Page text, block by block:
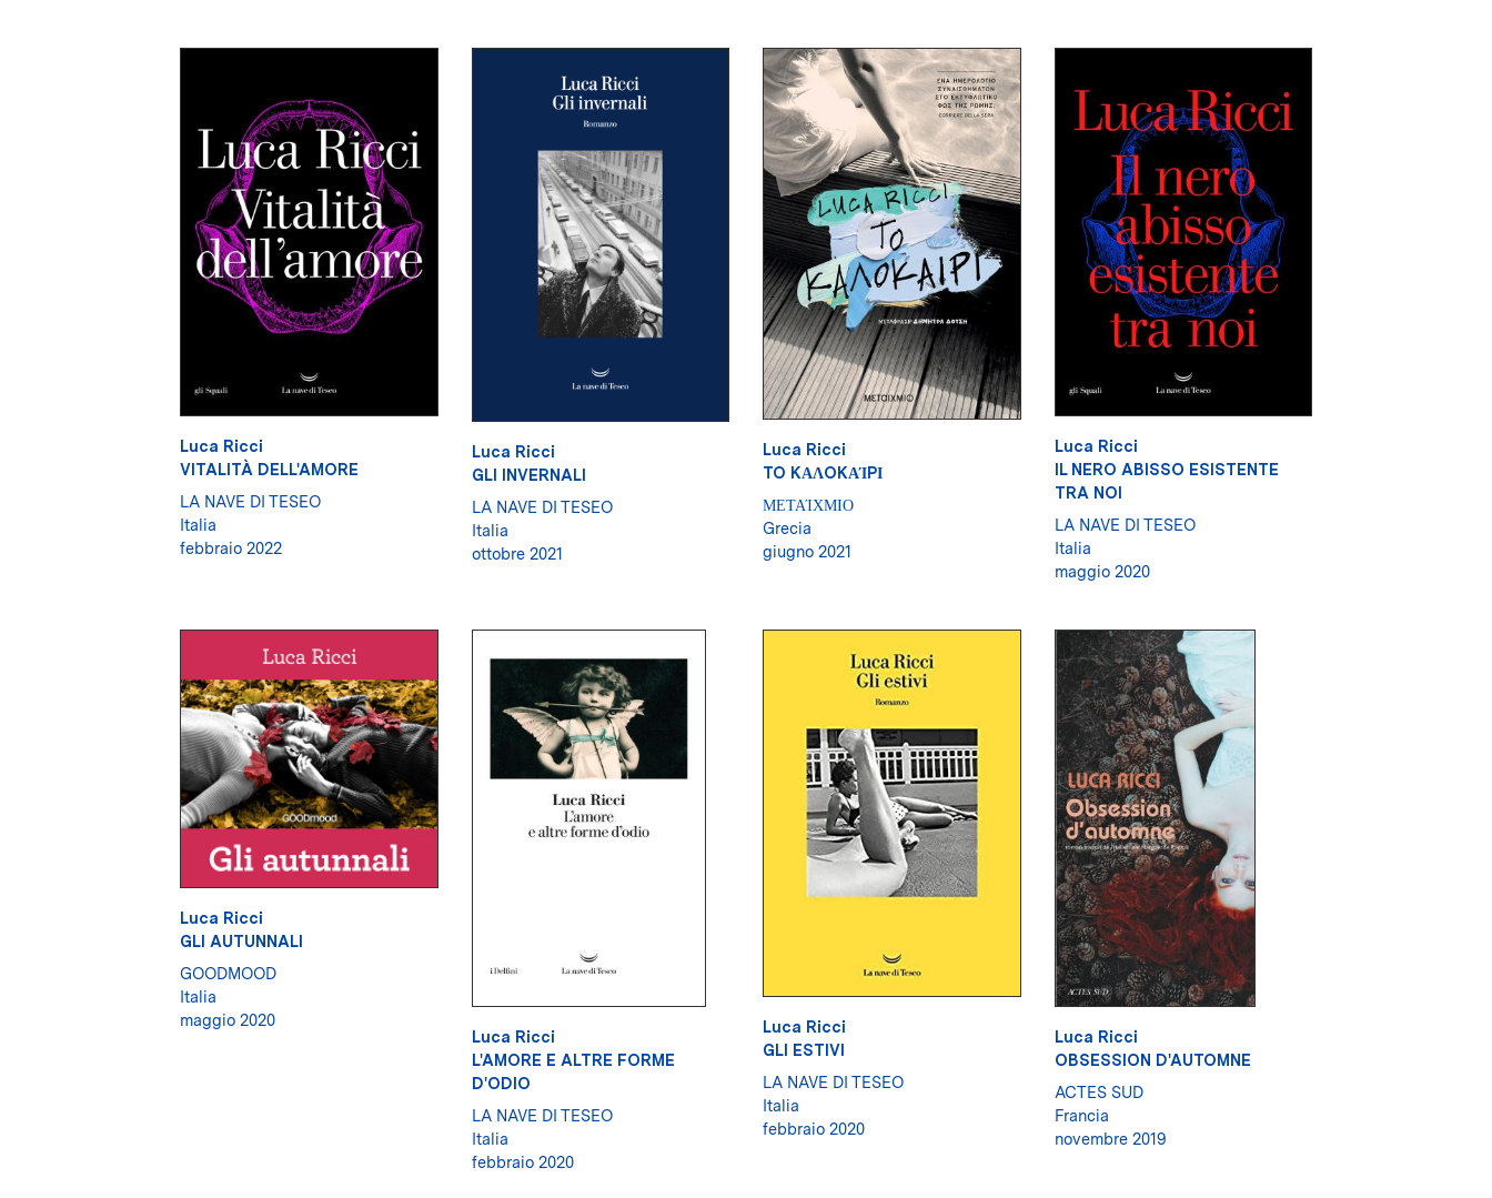
Luca Ricci
VITALITÀ DELL'AMORE
LA NAVE DI TESEO
Italia
febbraio 2022
Luca Ricci
GLI INVERNALI
LA NAVE DI TESEO
Italia
ottobre 2021
Luca Ricci
TO KΑΛOKΑΊPΙ
ΜΕΤΑΊΧΜΙΟ
Grecia
giugno 2021
Luca Ricci
IL NERO ABISSO ESISTENTE
TRA NOI
LA NAVE DI TESEO
Italia
maggio 2020
Luca Ricci
GLI AUTUNNALI
GOODMOOD
Italia
maggio 2020
Luca Ricci
L'AMORE E ALTRE FORME
D'ODIO
LA NAVE DI TESEO
Italia
febbraio 2020
Luca Ricci
GLI ESTIVI
LA NAVE DI TESEO
Italia
febbraio 2020
Luca Ricci
OBSESSION D'AUTOMNE
ACTES SUD
Francia
novembre 2019